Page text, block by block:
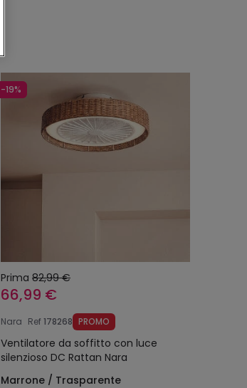
-19%
Prima 82,99 €
66,99 €
Nara Ref178268 PROMO
Ventilatore da soffitto con luce
silenzioso DC Rattan Nara
Marrone / Trasparente